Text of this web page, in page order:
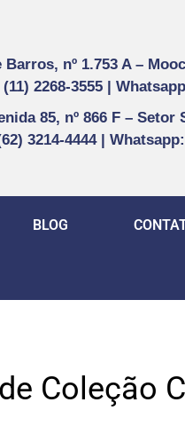
Barros, nº 1.753 A –
2268-3555 |
85, nº 866 F – Setor
3214-4444 | Whatsapp
BLOG
Coleção